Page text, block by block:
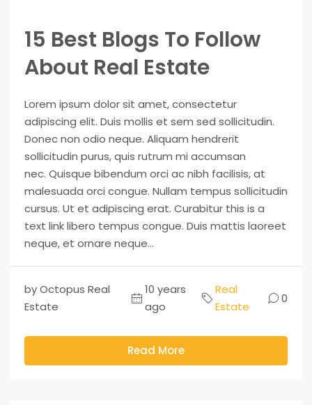
15 Best Blogs To Follow
About Real Estate
Lorem ipsum dolor sit amet, consectetur
adipiscing elit. Duis mollis et sem sed sollicitudin.
Donec non odio neque. Aliquam hendrerit
sollicitudin purus, quis rutrum mi accumsan
nec. Quisque bibendum orci ac nibh facilisis, at
malesuada orci congue. Nullam tempus sollicitudin
cursus. Ut et adipiscing erat. Curabitur this is a
text link libero tempus congue. Duis mattis laoreet
neque, et ornare neque...
by Octopus Real
Estate
10 years
ago
Real
Estate
0
Read More